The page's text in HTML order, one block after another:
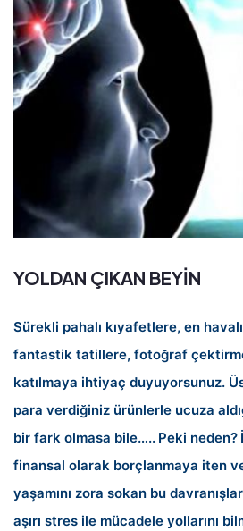
YOLDAN ÇIKAN BEYİN
Sürekli pahalı kıyafetlere, en
fantastik tatillere, fotoğraf
katılmaya ihtiyaç duyuyorsunuz.
para verdiğiniz ürünlerle ucuza
bir fark olmasa bile….. Peki neden?
finansal olarak borçlanmaya iten
yaşamını zora sokan bu
aşırı stres ile mücadele yollarını